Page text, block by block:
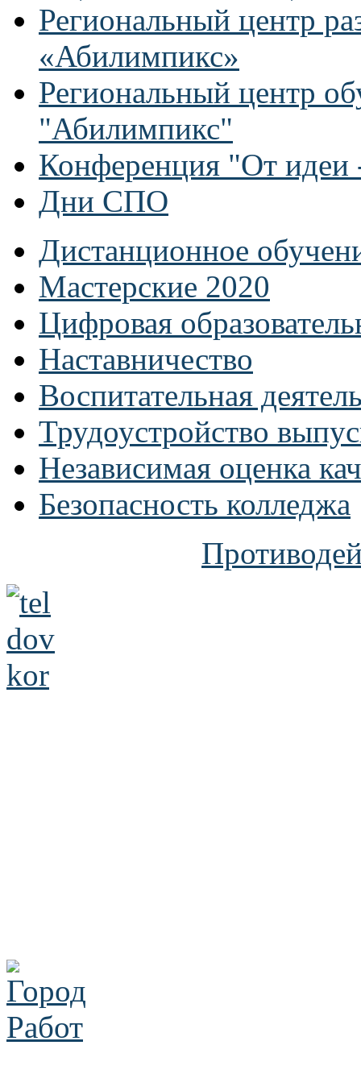
Региональный центр
«Абилимпикс»
Региональный центр
"Абилимпикс"
Конференция "От идеи
Дни СПО
Дистанционное
Мастерские 2020
Цифровая
Наставничество
Воспитательная
Трудоустройство
Независимая оценка
Безопасность колледжа